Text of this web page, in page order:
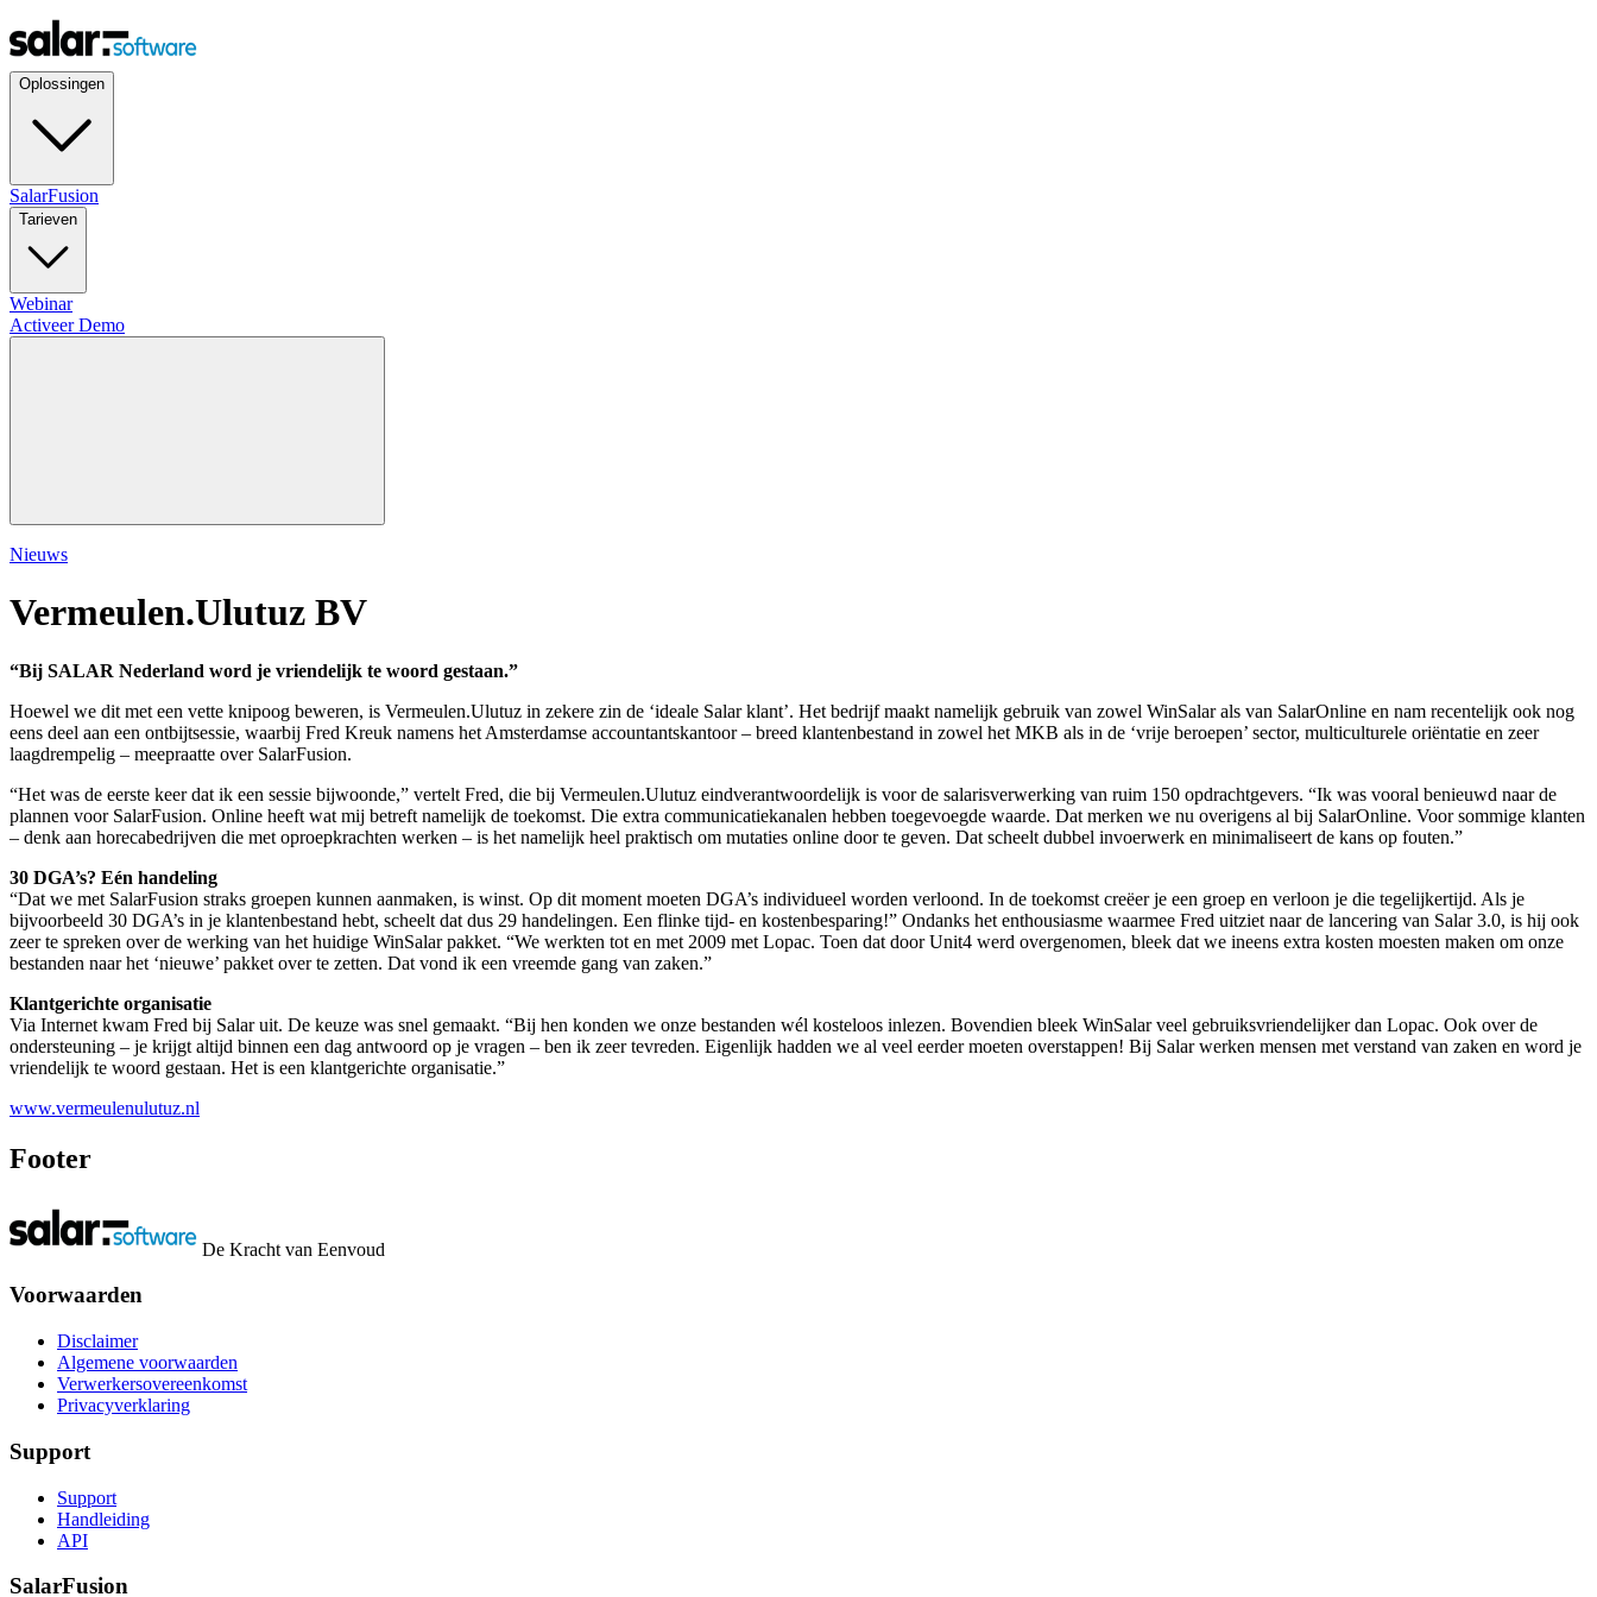
Oplossingen
SalarFusion
Tarieven
Webinar
Activeer Demo
Nieuws
Vermeulen.Ulutuz BV
“Bij SALAR Nederland word je vriendelijk te woord gestaan.”
Hoewel we dit met een vette knipoog beweren, is Vermeulen.Ulutuz in zekere zin de ‘ideale Salar klant’. Het bedrijf maakt namelijk gebruik van zowel WinSalar als van SalarOnline en nam recentelijk ook nog
eens deel aan een ontbijtsessie, waarbij Fred Kreuk namens het Amsterdamse accountantskantoor – breed klantenbestand in zowel het MKB als in de ‘vrije beroepen’ sector, multiculturele oriëntatie en zeer
laagdrempelig – meepraatte over SalarFusion.
“Het was de eerste keer dat ik een sessie bijwoonde,” vertelt Fred, die bij Vermeulen.Ulutuz eindverantwoordelijk is voor de salarisverwerking van ruim 150 opdrachtgevers. “Ik was vooral benieuwd naar de
plannen voor SalarFusion. Online heeft wat mij betreft namelijk de toekomst. Die extra communicatiekanalen hebben toegevoegde waarde. Dat merken we nu overigens al bij SalarOnline. Voor sommige klanten
– denk aan horecabedrijven die met oproepkrachten werken – is het namelijk heel praktisch om mutaties online door te geven. Dat scheelt dubbel invoerwerk en minimaliseert de kans op fouten.”
30 DGA’s? Eén handeling
“Dat we met SalarFusion straks groepen kunnen aanmaken, is winst. Op dit moment moeten DGA’s individueel worden verloond. In de toekomst creëer je een groep en verloon je die tegelijkertijd. Als je
bijvoorbeeld 30 DGA’s in je klantenbestand hebt, scheelt dat dus 29 handelingen. Een flinke tijd- en kostenbesparing!” Ondanks het enthousiasme waarmee Fred uitziet naar de lancering van Salar 3.0, is hij ook
zeer te spreken over de werking van het huidige WinSalar pakket. “We werkten tot en met 2009 met Lopac. Toen dat door Unit4 werd overgenomen, bleek dat we ineens extra kosten moesten maken om onze
bestanden naar het ‘nieuwe’ pakket over te zetten. Dat vond ik een vreemde gang van zaken.”
Klantgerichte organisatie
Via Internet kwam Fred bij Salar uit. De keuze was snel gemaakt. “Bij hen konden we onze bestanden wél kosteloos inlezen. Bovendien bleek WinSalar veel gebruiksvriendelijker dan Lopac. Ook over de
ondersteuning – je krijgt altijd binnen een dag antwoord op je vragen – ben ik zeer tevreden. Eigenlijk hadden we al veel eerder moeten overstappen! Bij Salar werken mensen met verstand van zaken en word je
vriendelijk te woord gestaan. Het is een klantgerichte organisatie.”
www.vermeulenulutuz.nl
Footer
De Kracht van Eenvoud
Voorwaarden
Disclaimer
Algemene voorwaarden
Verwerkersovereenkomst
Privacyverklaring
Support
Support
Handleiding
API
SalarFusion